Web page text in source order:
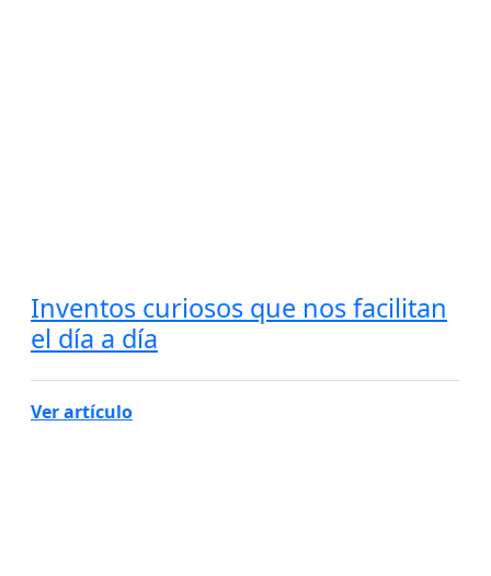
Inventos curiosos que nos facilitan
el día a día
Ver artículo